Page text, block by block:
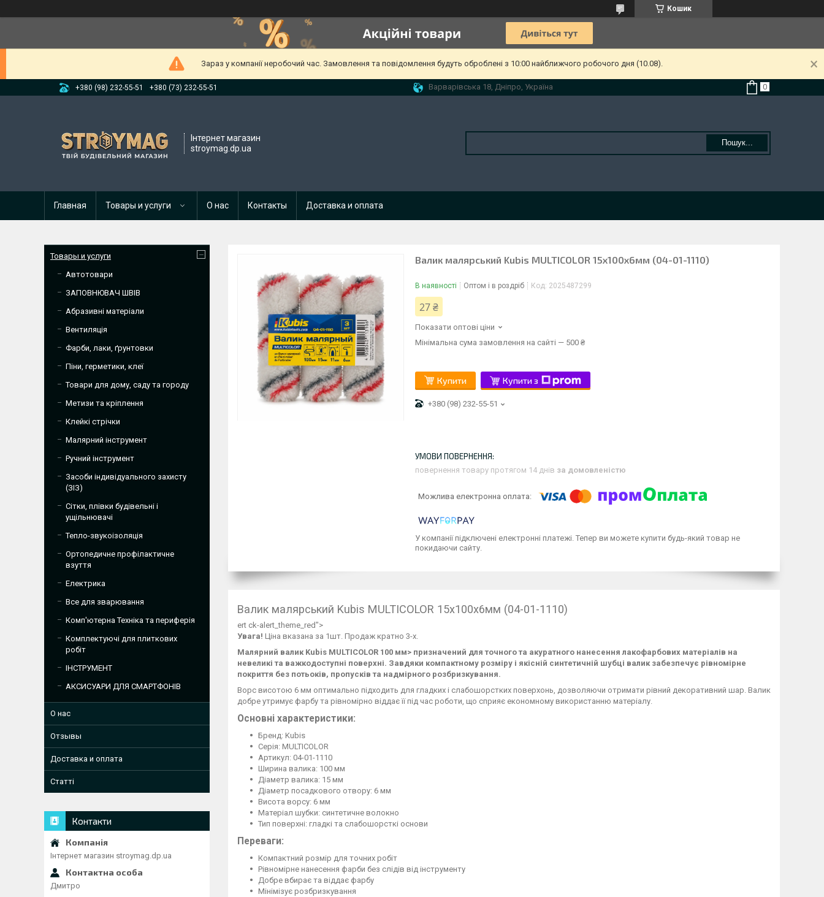
Кошик
Зараз у компанії неробочий час. Замовлення та повідомлення будуть оброблені з 10:00 найближчого робочого дня (10.08).
+380 (98) 232-55-51 +380 (73) 232-55-51 Варварівська 18, Дніпро, Україна
Інтернет магазин
stroymag.dp.ua
Пошук...
Главная Товары и услуги О нас Контакты Доставка и оплата
Валик малярський Kubis MULTICOLOR 15x100x6мм (04-01-1110)
В наявності Оптом і в роздріб Код: 2025487299
27 ₴
Показати оптові ціни
Мінімальна сума замовлення на сайті — 500 ₴
Купити Купити з
+380 (98) 232-55-51
повернення товару протягом 14 днів за домовленістю
У компанії підключені електронні платежі. Тепер ви можете купити будь-який товар не
покидаючи сайту.
Валик малярський Kubis MULTICOLOR 15x100x6мм (04-01-1110)
ert ck-alert_theme_red">
Увага! Ціна вказана за 1шт. Продаж кратно 3-х.
Малярний валик Kubis MULTICOLOR 100 мм> призначений для точного та акуратного нанесення лакофарбових матеріалів на
невеликі та важкодоступні поверхні. Завдяки компактному розміру і якісній синтетичній шубці валик забезпечує рівномірне
покриття без потьоків, пропусків та надмірного розбризкування.
Ворс висотою 6 мм оптимально підходить для гладких і слабошорстких поверхонь, дозволяючи отримати рівний декоративний шар. Валик
добре утримує фарбу та рівномірно віддає її під час роботи, що сприяє економному використанню матеріалу.
Основні характеристики:
Бренд: Kubis
Серія: MULTICOLOR
Артикул: 04-01-1110
Ширина валика: 100 мм
Діаметр валика: 15 мм
Діаметр посадкового отвору: 6 мм
Висота ворсу: 6 мм
Матеріал шубки: синтетичне волокно
Тип поверхні: гладкі та слабошорсткі основи
Переваги:
Компактний розмір для точних робіт
Рівномірне нанесення фарби без слідів від інструменту
Добре вбирає та віддає фарбу
Мінімізує розбризкування
Товары и услуги
Автотовари
ЗАПОВНЮВАЧ ШВІВ
Абразивні матеріали
Вентиляція
Фарби, лаки, ґрунтовки
Піни, герметики, клеї
Товари для дому, саду та городу
Метизи та кріплення
Клейкі стрічки
Малярний інструмент
Ручний інструмент
Засоби індивідуального захисту
(ЗІЗ)
Сітки, плівки будівельні і
ущільнювачі
Тепло-звукоізоляція
Ортопедичне профілактичне
взуття
Електрика
Все для зварювання
Комп'ютерна Техніка та периферія
Комплектуючі для плиткових
робіт
ІНСТРУМЕНТ
АКСИСУАРИ ДЛЯ СМАРТФОНІВ
О нас
Отзывы
Доставка и оплата
Статті
Контакти
Інтернет магазин stroymag.dp.ua
Дмитро